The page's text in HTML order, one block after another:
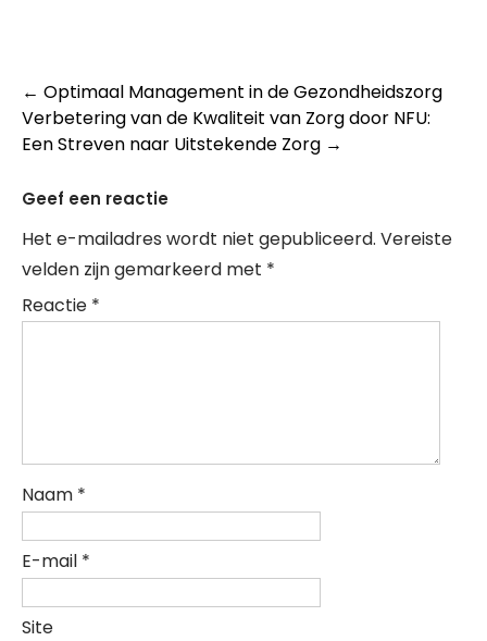
Post
navigation
← Optimaal Management in de Gezondheidszorg
Verbetering van de Kwaliteit van Zorg door NFU:
Een Streven naar Uitstekende Zorg →
Geef een reactie
Het e-mailadres wordt niet gepubliceerd. Vereiste
velden zijn gemarkeerd met *
Reactie *
Naam *
E-mail *
Site